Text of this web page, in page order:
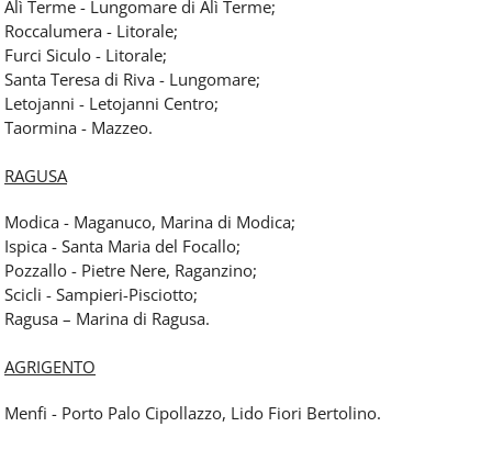
Alì Terme - Lungomare di Alì Terme;
Roccalumera - Litorale;
Furci Siculo - Litorale;
Santa Teresa di Riva - Lungomare;
Letojanni - Letojanni Centro;
Taormina - Mazzeo.
RAGUSA
Modica - Maganuco, Marina di Modica;
Ispica - Santa Maria del Focallo;
Pozzallo - Pietre Nere, Raganzino;
Scicli - Sampieri-Pisciotto;
Ragusa – Marina di Ragusa.
AGRIGENTO
Menfi - Porto Palo Cipollazzo, Lido Fiori Bertolino.